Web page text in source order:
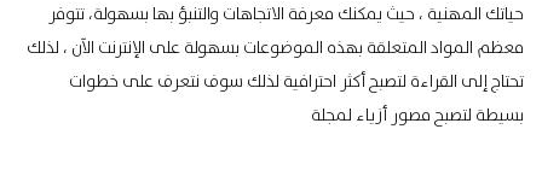
حياتك المهنية ، حيث يمكنك معرفة الاتجاهات والتنبؤ بها بسهولة، تتوفر
معظم المواد المتعلقة بهذه الموضوعات بسهولة على الإنترنت الآن ، لذلك
تحتاج إلى القراءة لتصبح أكثر احترافية لذلك سوف نتعرف على خطوات
بسيطة لتصبح مصور أزياء لمجلة